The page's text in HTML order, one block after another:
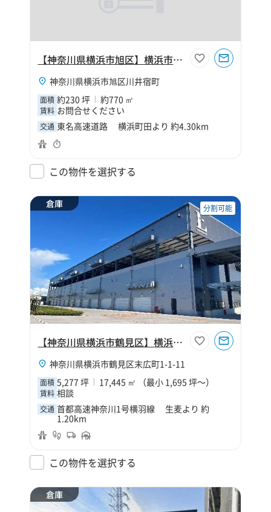
【神奈川県横浜市旭区】横浜市旭区川井宿町230坪倉庫
神奈川県横浜市旭区川井宿町
面積 約230 坪 約770 ㎡
賃料 お問合せください
交通 東名高速道路 横浜町田より 約4.30km
この物件を選択する
倉庫 分割可能
【神奈川県横浜市鶴見区】横浜鶴見営業所
神奈川県横浜市鶴見区末広町1-1-11
面積 5,277 坪 17,445 ㎡ （最小 1,695 坪～）
賃料 相談
交通 首都高速神奈川1号横羽線 生麦より 約
1.20km
この物件を選択する
倉庫